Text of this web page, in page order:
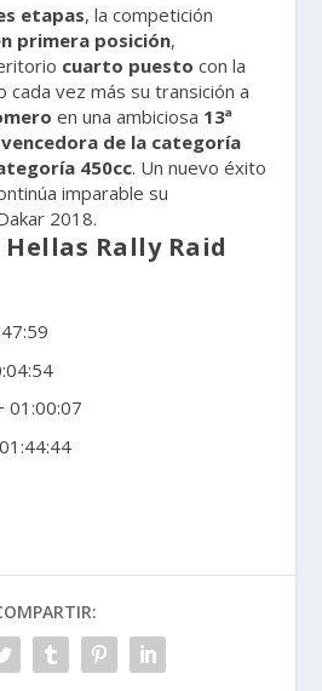
etapas, la competición
primera posición,
cuarto puesto con la
cada vez más su transición a
en una ambiciosa 13ª
de la categoría
450cc. Un nuevo éxito
imparable su
2018.
Hellas Rally Raid
01:00:07